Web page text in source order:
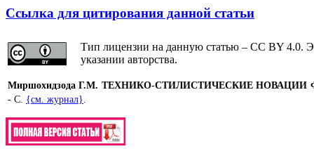
Ссылка для цитирования данной статьи
Тип лицензии на данную статью – CC BY 4.0.
указании авторства.
Миршохидзода Г.М. ТЕХНИКО-СТИЛИСТИЧЕСКИЕ
- С. {см. журнал}.